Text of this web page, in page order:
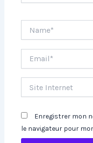
Internet
Enregistrer mon
le navigateur pour